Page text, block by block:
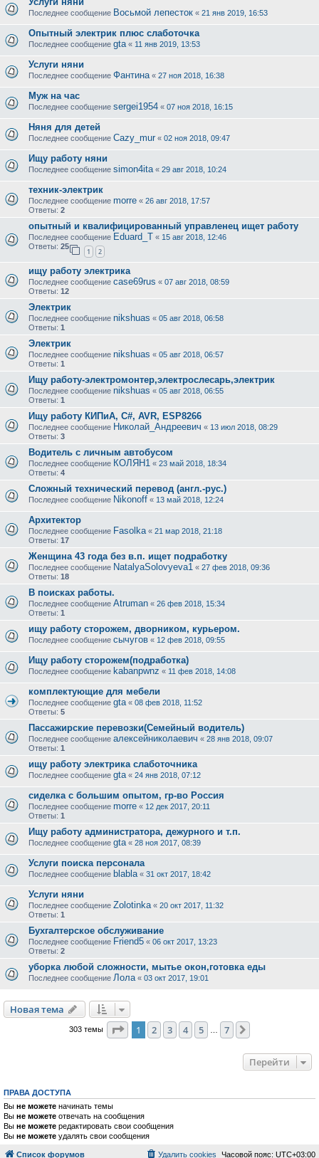
Последнее сообщение Восьмой лепесток « 21 янв 2019, 16:53
Опытный электрик плюс слаботочка
Последнее сообщение gta « 11 янв 2019, 13:53
Услуги няни
Последнее сообщение Фантина « 27 ноя 2018, 16:38
Муж на час
Последнее сообщение sergei1954 « 07 ноя 2018, 16:15
Няня для детей
Последнее сообщение Cazy_mur « 02 ноя 2018, 09:47
Ищу работу няни
Последнее сообщение simon4ita « 29 авг 2018, 10:24
техник-электрик
Последнее сообщение morre « 26 авг 2018, 17:57
Ответы: 2
опытный и квалифицированный управленец ищет работу
Последнее сообщение Eduard_T « 15 авг 2018, 12:46
Ответы: 25
1 2
ищу работу электрика
Последнее сообщение case69rus « 07 авг 2018, 08:59
Ответы: 12
Электрик
Последнее сообщение nikshuas « 05 авг 2018, 06:58
Ответы: 1
Электрик
Последнее сообщение nikshuas « 05 авг 2018, 06:57
Ответы: 1
Ищу работу-электромонтер,электрослесарь,электрик
Последнее сообщение nikshuas « 05 авг 2018, 06:55
Ответы: 1
Ищу работу КИПиА, C#, AVR, ESP8266
Последнее сообщение Николай_Андреевич « 13 июл 2018, 08:29
Ответы: 3
Водитель с личным автобусом
Последнее сообщение КОЛЯН1 « 23 май 2018, 18:34
Ответы: 4
Сложный технический перевод (англ.-рус.)
Последнее сообщение Nikonoff « 13 май 2018, 12:24
Архитектор
Последнее сообщение Fasolka « 21 мар 2018, 21:18
Ответы: 17
Женщина 43 года без в.п. ищет подработку
Последнее сообщение NatalyaSolovyeva1 « 27 фев 2018, 09:36
Ответы: 18
В поисках работы.
Последнее сообщение Atruman « 26 фев 2018, 15:34
Ответы: 1
ищу работу сторожем, дворником, курьером.
Последнее сообщение сычугов « 12 фев 2018, 09:55
Ищу работу сторожем(подработка)
Последнее сообщение kabanpwnz « 11 фев 2018, 14:08
комплектующие для мебели
Последнее сообщение gta « 08 фев 2018, 11:52
Ответы: 5
Пассажирские перевозки(Семейный водитель)
Последнее сообщение алексейниколаевич « 28 янв 2018, 09:07
Ответы: 1
ищу работу электрика слаботочника
Последнее сообщение gta « 24 янв 2018, 07:12
сиделка с большим опытом, гр-во Россия
Последнее сообщение morre « 12 дек 2017, 20:11
Ответы: 1
Ищу работу администратора, дежурного и т.п.
Последнее сообщение gta « 28 ноя 2017, 08:39
Услуги поиска персонала
Последнее сообщение blabla « 31 окт 2017, 18:42
Услуги няни
Последнее сообщение Zolotinka « 20 окт 2017, 11:32
Ответы: 1
Бухгалтерское обслуживание
Последнее сообщение Friend5 « 06 окт 2017, 13:23
Ответы: 2
уборка любой сложности, мытье окон,готовка еды
Последнее сообщение Лола « 03 окт 2017, 19:01
Новая тема
303 темы Страница из
1 2 3 4 5 7
Перейти
ПРАВА ДОСТУПА
Вы не можете начинать темы
Вы не можете отвечать на сообщения
Вы не можете редактировать свои сообщения
Вы не можете удалять свои сообщения
Список форумов Часовой пояс: UTC+03:00
Удалить cookies